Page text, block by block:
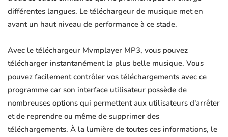
différentes langues. Le téléchargeur de musique met en
avant un haut niveau de performance à ce stade.
Avec le téléchargeur Mvmplayer MP3, vous pouvez
télécharger instantanément la plus belle musique. Vous
pouvez facilement contrôler vos téléchargements avec ce
programme car son interface utilisateur possède de
nombreuses options qui permettent aux utilisateurs d'arrêter
et de reprendre ou même de supprimer des
téléchargements. À la lumière de toutes ces informations, le